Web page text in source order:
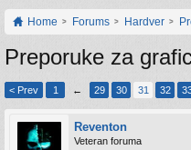
Home Forums Hardver
Preporuke za
< Prev 1 ← 29 30 31 32
Reventon
Veteran foruma